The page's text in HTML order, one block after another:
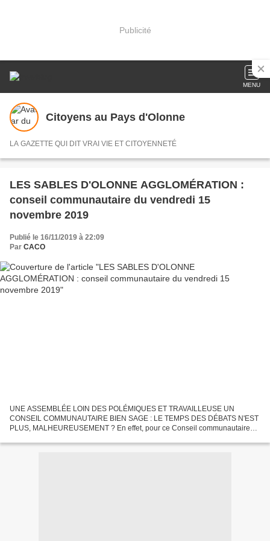
Publicité
MENU
Citoyens au Pays d'Olonne
LA GAZETTE QUI DIT VRAI VIE ET CITOYENNETÉ
LES SABLES D'OLONNE AGGLOMÉRATION :
conseil communautaire du vendredi 15
novembre 2019
Publié le 16/11/2019 à 22:09
Par CACO
UNE ASSEMBLÉE LOIN DES POLÉMIQUES ET TRAVAILLEUSE UN
CONSEIL COMMUNAUTAIRE BIEN SAGE : LE TEMPS DES DÉBATS N'EST
PLUS, MALHEUREUSEMENT ? En effet, pour ce Conseil communautaire